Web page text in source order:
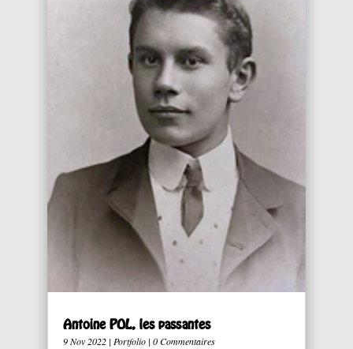
Antoine POL, les passantes
9 Nov 2022| Portfolio| 0 Commentaires